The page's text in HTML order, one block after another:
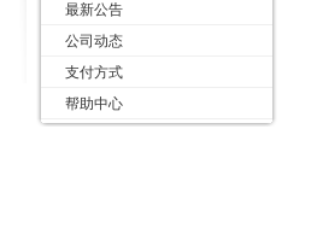
最新公告
公司动态
支付方式
帮助中心